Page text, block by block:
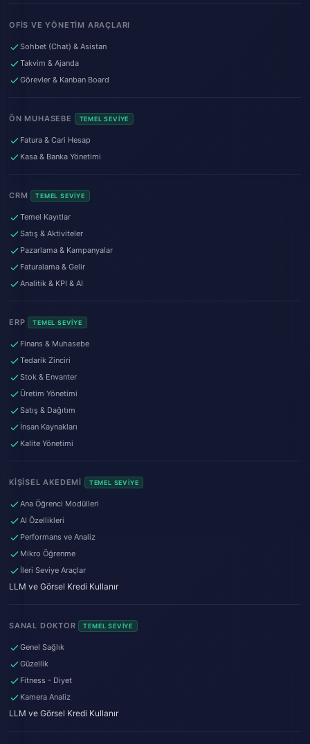
OFIS VE YÖNETIM ARAÇLARI
Sohbet (Chat) & Asistan
Takvim & Ajanda
Görevler & Kanban Board
ÖN MUHASEBE TEMEL SEVIYE
Fatura & Cari Hesap
Kasa & Banka Yönetimi
CRM TEMEL SEVIYE
Temel Kayıtlar
Satış & Aktiviteler
Pazarlama & Kampanyalar
Faturalama & Gelir
Analitik & KPI & AI
ERP TEMEL SEVIYE
Finans & Muhasebe
Tedarik Zinciri
Stok & Envanter
Üretim Yönetimi
Satış & Dağıtım
İnsan Kaynakları
Kalite Yönetimi
KIŞISEL AKEDEMI TEMEL SEVIYE
Ana Öğrenci Modülleri
AI Özellikleri
Performans ve Analiz
Mikro Öğrenme
İleri Seviye Araçlar
LLM ve Görsel Kredi Kullanır
SANAL DOKTOR TEMEL SEVIYE
Genel Sağlık
Güzellik
Fitness - Diyet
Kamera Analiz
LLM ve Görsel Kredi Kullanır